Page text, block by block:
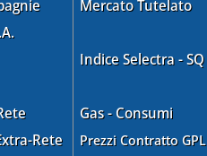
Rete
Mercato Tutelato
Indice Selectra - SQ
Gas - Consumi
Prezzi Contratto GPL